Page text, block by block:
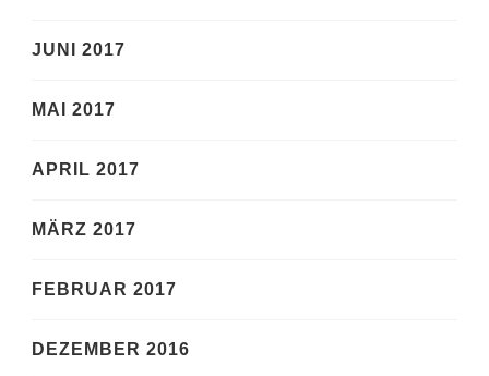
JUNI 2017
MAI 2017
APRIL 2017
MÄRZ 2017
FEBRUAR 2017
DEZEMBER 2016